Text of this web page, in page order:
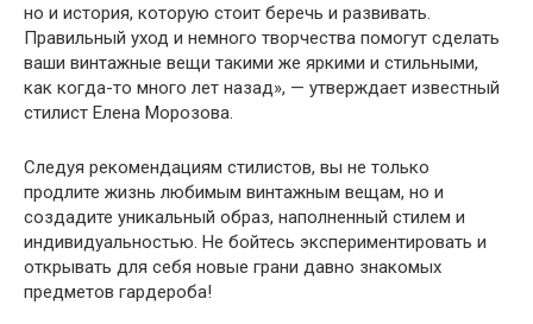
но и история, которую стоит беречь и развивать.
Правильный уход и немного творчества помогут сделать
ваши винтажные вещи такими же яркими и стильными,
как когда-то много лет назад», — утверждает известный
стилист Елена Морозова.
Следуя рекомендациям стилистов, вы не только
продлите жизнь любимым винтажным вещам, но и
создадите уникальный образ, наполненный стилем и
индивидуальностью. Не бойтесь экспериментировать и
открывать для себя новые грани давно знакомых
предметов гардероба!